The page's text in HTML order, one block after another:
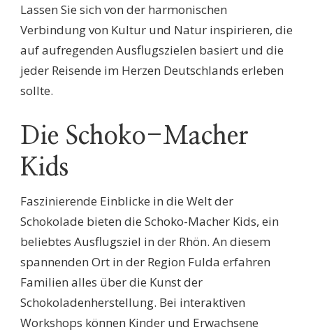
Lassen Sie sich von der harmonischen
Verbindung von Kultur und Natur inspirieren, die
auf aufregenden Ausflugszielen basiert und die
jeder Reisende im Herzen Deutschlands erleben
sollte.
Die Schoko-Macher
Kids
Faszinierende Einblicke in die Welt der
Schokolade bieten die Schoko-Macher Kids, ein
beliebtes Ausflugsziel in der Rhön. An diesem
spannenden Ort in der Region Fulda erfahren
Familien alles über die Kunst der
Schokoladenherstellung. Bei interaktiven
Workshops können Kinder und Erwachsene